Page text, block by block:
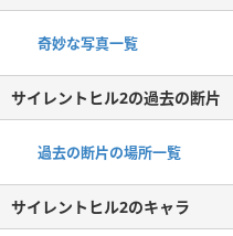
奇妙な写真一覧
サイレントヒル2の過去の断片
過去の断片の場所一覧
サイレントヒル2のキャラ